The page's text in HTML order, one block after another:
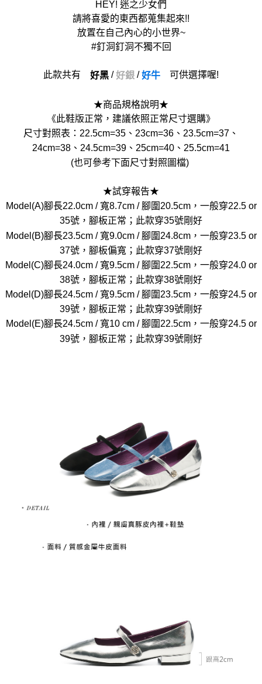
HEY! 迷之少女們
請將喜愛的東西都蒐集起來!!
放置在自己內心的小世界~
#釘洞釘洞不獨不回
此款共有 好黑 /好銀 /好牛 可供選擇喔!
★商品規格說明★
《此鞋版正常，建議依照正常尺寸選購》
尺寸對照表：22.5cm=35、23cm=36、23.5cm=37、
24cm=38、24.5cm=39、25cm=40、25.5cm=41
(也可參考下面尺寸對照圖檔)
★試穿報告★
Model(A)腳長22.0cm / 寬8.7cm / 腳圍20.5cm，一般穿22.5 or
35號，腳板正常；此款穿35號剛好
Model(B)腳長23.5cm / 寬9.0cm / 腳圍24.8cm，一般穿23.5 or
37號，腳板偏寬；此款穿37號剛好
Model(C)腳長24.0cm / 寬9.5cm / 腳圍22.5cm，一般穿24.0 or
38號，腳板正常；此款穿38號剛好
Model(D)腳長24.5cm / 寬9.5cm / 腳圍23.5cm，一般穿24.5 or
39號，腳板正常；此款穿39號剛好
Model(E)腳長24.5cm / 寬10 cm / 腳圍22.5cm，一般穿24.5 or
39號，腳板正常；此款穿39號剛好